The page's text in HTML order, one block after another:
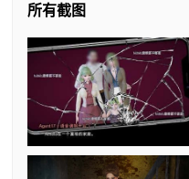
所有截图